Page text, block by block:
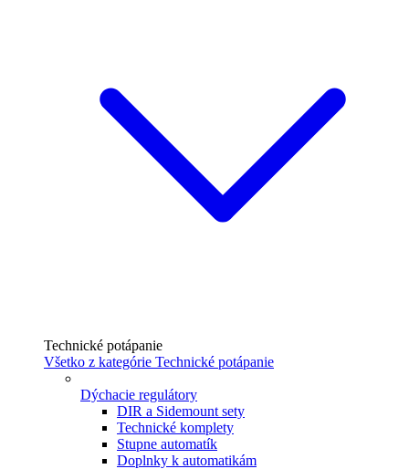
Technické potápanie
Všetko z kategórie Technické potápanie
Dýchacie regulátory
DIR a Sidemount sety
Technické komplety
Stupne automatík
Doplnky k automatikám